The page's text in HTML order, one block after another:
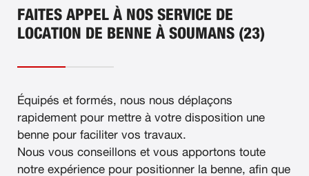
FAITES APPEL À NOS SERVICE DE
LOCATION DE BENNE À SOUMANS (23)
Équipés et formés, nous nous déplaçons
rapidement pour mettre à votre disposition une
benne pour faciliter vos travaux.
Nous vous conseillons et vous apportons toute
notre expérience pour positionner la benne, afin que